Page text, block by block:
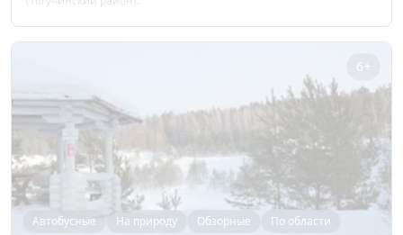
6+
Автобусные На природу Обзорные По области